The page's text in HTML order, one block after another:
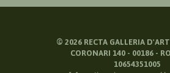
© 2026RECTA GALLERIA
CORONARI 140 - 00186 -
10654351005